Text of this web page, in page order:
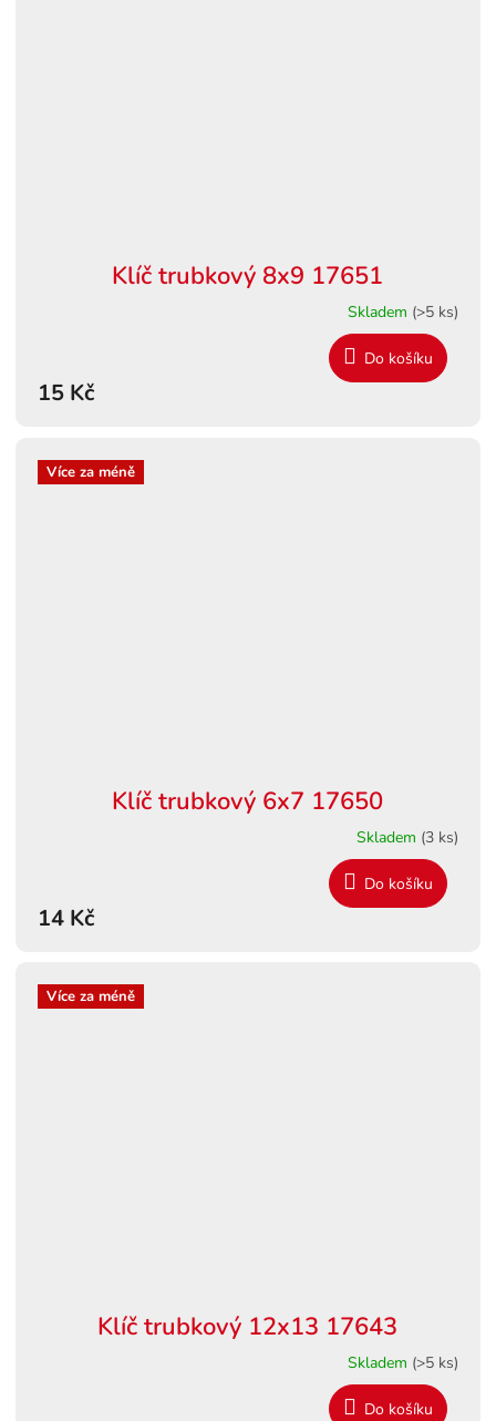
Klíč trubkový 8x9 17651
Skladem (>5 ks)
15 Kč
Do košíku
Více za méně
Klíč trubkový 6x7 17650
Skladem (3 ks)
14 Kč
Do košíku
Více za méně
Klíč trubkový 12x13 17643
Skladem (>5 ks)
Do košíku